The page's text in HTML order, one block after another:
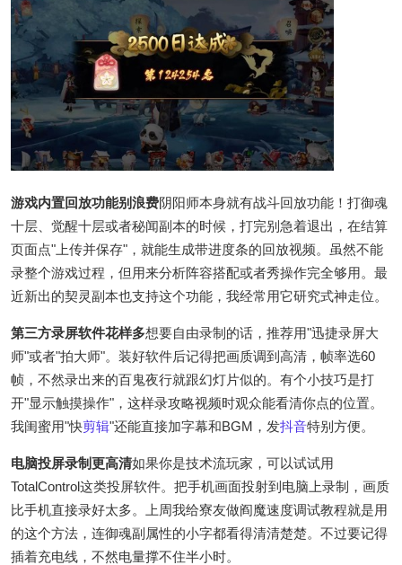
游戏内置回放功能别浪费阴阳师本身就有战斗回放功能！打御魂
十层、觉醒十层或者秘闻副本的时候，打完别急着退出，在结算
页面点"上传并保存"，就能生成带进度条的回放视频。虽然不能
录整个游戏过程，但用来分析阵容搭配或者秀操作完全够用。最
近新出的契灵副本也支持这个功能，我经常用它研究式神走位。
第三方录屏软件花样多想要自由录制的话，推荐用"迅捷录屏大
师"或者"拍大师"。装好软件后记得把画质调到高清，帧率选60
帧，不然录出来的百鬼夜行就跟幻灯片似的。有个小技巧是打
开"显示触摸操作"，这样录攻略视频时观众能看清你点的位置。
我闺蜜用"快剪辑"还能直接加字幕和BGM，发抖音特别方便。
电脑投屏录制更高清如果你是技术流玩家，可以试试用
TotalControl这类投屏软件。把手机画面投射到电脑上录制，画质
比手机直接录好太多。上周我给寮友做阎魔速度调试教程就是用
的这个方法，连御魂副属性的小字都看得清清楚楚。不过要记得
插着充电线，不然电量撑不住半小时。